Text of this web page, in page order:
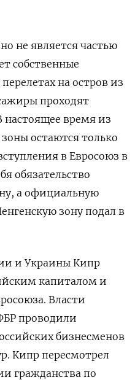
не является частью
собственные
на остров из
проходят
настоящее время из
остаются только
в Евросоюз в
обязательство
а официальную
зону подал в
и Украины Кипр
капиталом и
Власти
проводили
бизнесменов
Кипр пересмотрел
гражданства по